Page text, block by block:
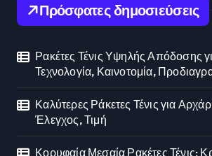
Πρόσφατες δημοσιεύσεις
Ρακέτες Τένις Υψηλής Απόδοσης
Τεχνολογία, Καινοτομία,
Καλύτερες Ράκετες Τένις για
Έλεγχος, Τιμή
Κορυφαία Μεσαία Ρακέτες Τένις: